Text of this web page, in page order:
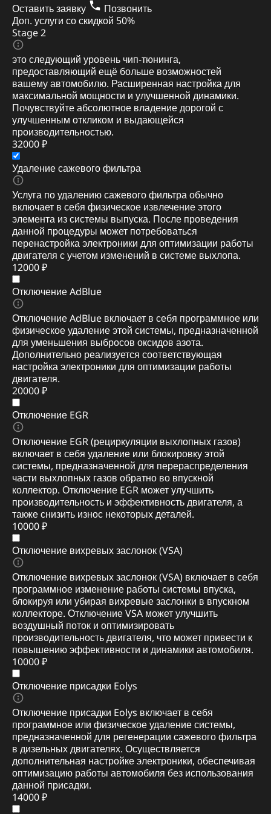
Оставить заявку
Позвонить
Доп. услуги со скидкой 50%
Stage 2
это следующий уровень чип-тюнинга,
предоставляющий ещё больше возможностей
вашему автомобилю. Расширенная настройка для
максимальной мощности и улучшенной динамики.
Почувствуйте абсолютное владение дорогой с
улучшенным откликом и выдающейся
производительностью.
32000 ₽
Удаление сажевого фильтра
Услуга по удалению сажевого фильтра обычно
включает в себя физическое извлечение этого
элемента из системы выпуска. После проведения
данной процедуры может потребоваться
перенастройка электроники для оптимизации работы
двигателя с учетом изменений в системе выхлопа.
12000 ₽
Отключение AdBlue
Отключение AdBlue включает в себя программное или
физическое удаление этой системы, предназначенной
для уменьшения выбросов оксидов азота.
Дополнительно реализуется соответствующая
настройка электроники для оптимизации работы
двигателя.
20000 ₽
Отключение EGR
Отключение EGR (рециркуляции выхлопных газов)
включает в себя удаление или блокировку этой
системы, предназначенной для перераспределения
части выхлопных газов обратно во впускной
коллектор. Отключение EGR может улучшить
производительность и эффективность двигателя, а
также снизить износ некоторых деталей.
10000 ₽
Отключение вихревых заслонок (VSA)
Отключение вихревых заслонок (VSA) включает в себя
программное изменение работы системы впуска,
блокируя или убирая вихревые заслонки в впускном
коллекторе. Отключение VSA может улучшить
воздушный поток и оптимизировать
производительность двигателя, что может привести к
повышению эффективности и динамики автомобиля.
10000 ₽
Отключение присадки Eolys
Отключение присадки Eolys включает в себя
программное или физическое удаление системы,
предназначенной для регенерации сажевого фильтра
в дизельных двигателях. Осуществляется
дополнительная настройке электроники, обеспечивая
оптимизацию работы автомобиля без использования
данной присадки.
14000 ₽